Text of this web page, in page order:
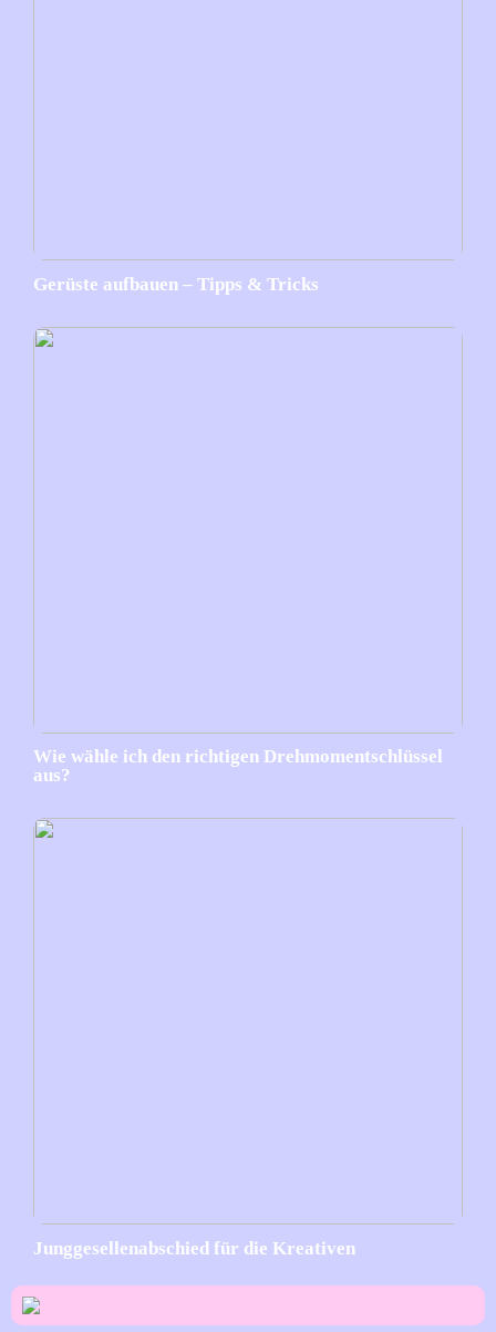
Gerüste aufbauen – Tipps & Tricks
Wie wähle ich den richtigen Drehmomentschlüssel
aus?
Junggesellenabschied für die Kreativen